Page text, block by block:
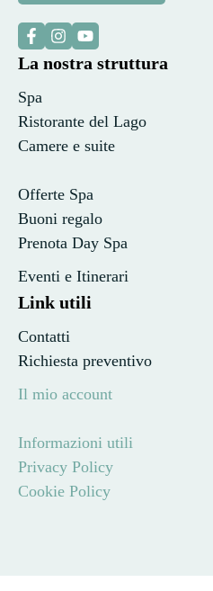
La nostra struttura
Spa
Ristorante del Lago
Camere e suite
Offerte Spa
Buoni regalo
Prenota Day Spa
Eventi e Itinerari
Link utili
Contatti
Richiesta preventivo
Il mio account
Informazioni utili
Privacy Policy
Cookie Policy